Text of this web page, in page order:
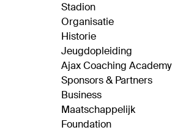
Stadion
Organisatie
Historie
Jeugdopleiding
Ajax Coaching Academy
Sponsors & Partners
Business
Maatschappelijk
Foundation